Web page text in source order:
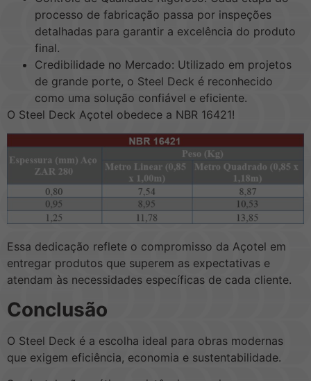
processo de fabricação passa por inspeções
detalhadas para garantir a excelência do produto
final.
Credibilidade no Mercado: Utilizado em projetos
de grande porte, o Steel Deck é reconhecido
como uma solução confiável e eficiente.
O Steel Deck Açotel obedece a NBR 16421!
Essa dedicação reflete o compromisso da Açotel em
entregar produtos que superem as expectativas e
atendam às necessidades específicas de cada cliente.
Conclusão
O Steel Deck é a escolha ideal para obras modernas
que exigem eficiência, economia e sustentabilidade.